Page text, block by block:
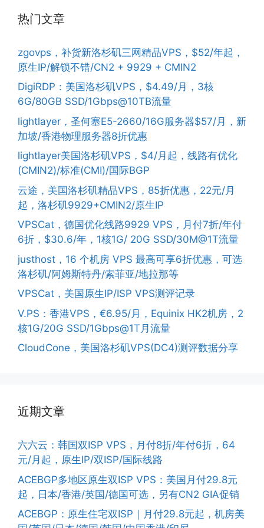
热门文章
zgovps，补货新洛杉矶三网精品VPS，$52/年起，
原生IP/解锁不错/CN2 + 9929 + CMIN2
DigiRDP：美国洛杉矶VPS，$4.49/月，3核
6G/80GB SSD/1Gbps@10TB流量
lightlayer，圣何塞E5-2660/16G服务器$57/月，新
加坡/香港物理服务器8折优惠
lightlayer美国洛杉矶VPS，$4/月起，线路有优化
(CMIN2)/标准(CMI)/国际BGP
云途，美国洛杉矶精品VPS，85折优惠，22元/月
起，洛杉矶9929+CMIN2/原生IP
VPSCat，德国优化线路9929 VPS，月付7折/年付
6折，$30.6/年，1核1G/ 20G SSD/30M@1T流量
justhost，16 个机房 VPS 最高可享6折优惠，可选
洛杉矶/阿姆斯特丹/索菲亚/地拉那等
VPSCat，美国原生IP/ISP VPS测评记录
V.PS：香港VPS，€6.95/月，Equinix HK2机房，2
核1G/20G SSD/1Gbps@1T月流量
CloudCone，美国洛杉矶VPS(DC4)测评数据分享
近期文章
六六云：韩国双ISP VPS，月付8折/年付6折，64
元/月起，原生IP/双ISP/国际线路
ACEBGP多地区原生双ISP VPS：美国月付29.8元
起，日本/香港/英国/德国可选，另有CN2 GIA促销
ACEBGP：原生住宅双ISP｜月付29.8元起，机房美